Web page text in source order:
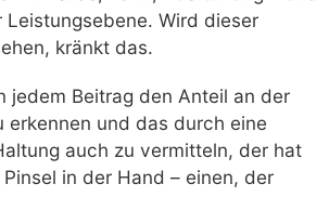
Leistungsebene. Wird dieser
kränkt das.
jedem Beitrag den Anteil an der
erkennen und das durch eine
auch zu vermitteln, der hat
in der Hand – einen, der